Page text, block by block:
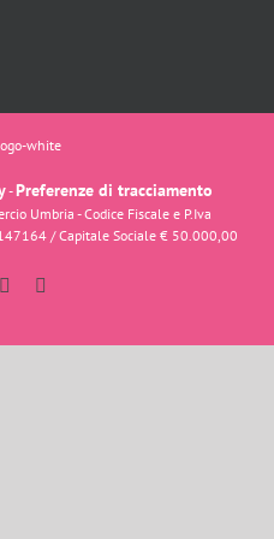
-Preferenze di tracciamento
Umbria - Codice Fiscale e P.Iva
/ Capitale Sociale € 50.000,00
Instagram